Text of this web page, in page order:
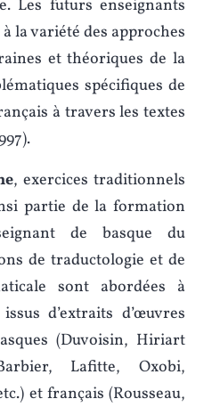
Les futurs enseignants
la variété des approches
et théoriques de la
spécifiques de
à travers les textes
, exercices traditionnels
partie de la formation
de basque du
de traductologie et de
sont abordées à
d’extraits d’œuvres
(Duvoisin, Hiriart
Lafitte, Oxobi,
et français (Rousseau,